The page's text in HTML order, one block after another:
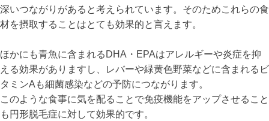
深いつながりがあると考えられています。そのためこれらの食
材を摂取することはとても効果的と言えます。
ほかにも青魚に含まれるDHA・EPAはアレルギーや炎症を抑
える効果がありますし、レバーや緑黄色野菜などに含まれるビ
タミンAも細菌感染などの予防につながります。
このような食事に気を配ることで免疫機能をアップさせること
も円形脱毛症に対して効果的です。